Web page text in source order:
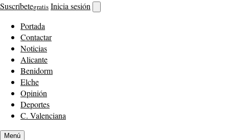
Suscríbetegratis Inicia sesión
buscador
Portada
Contactar
Noticias
Alicante
Benidorm
Elche
Opinión
Deportes
C. Valenciana
Menú